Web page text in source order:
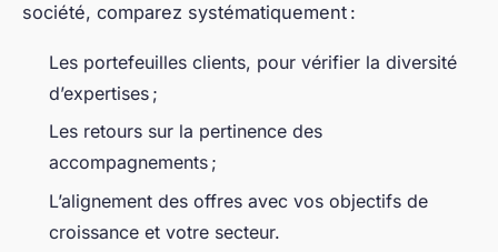
société, comparez systématiquement :
Les portefeuilles clients, pour vérifier la diversité
d’expertises ;
Les retours sur la pertinence des
accompagnements ;
L’alignement des offres avec vos objectifs de
croissance et votre secteur.